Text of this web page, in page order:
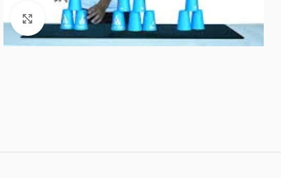
Clic para ampliar